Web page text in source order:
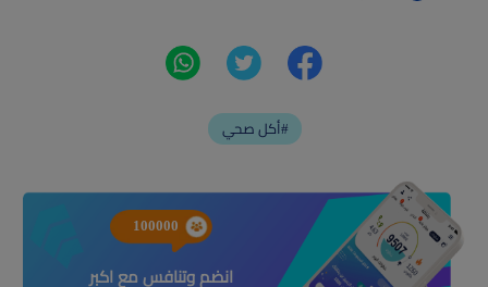
أكل صحي#
100000
انضم وتنافس مع اكبر